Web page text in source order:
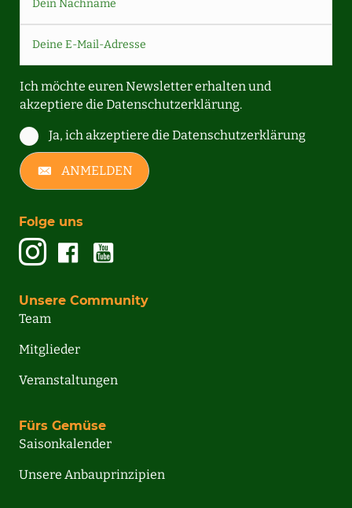
Ich möchte euren Newsletter erhalten und
akzeptiere die Datenschutzerklärung.
Ja, ich akzeptiere die Datenschutzerklärung
ANMELDEN
Folge uns
Unsere Community
Team
Mitglieder
Veranstaltungen
Fürs Gemüse
Saisonkalender
Unsere Anbauprinzipien